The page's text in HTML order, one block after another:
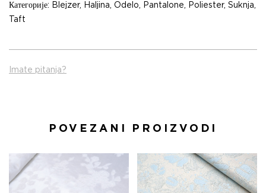
Категорије: Blejzer, Haljina, Odelo, Pantalone, Poliester, Suknja,
Taft
Imate pitanja?
POVEZANI PROIZVODI